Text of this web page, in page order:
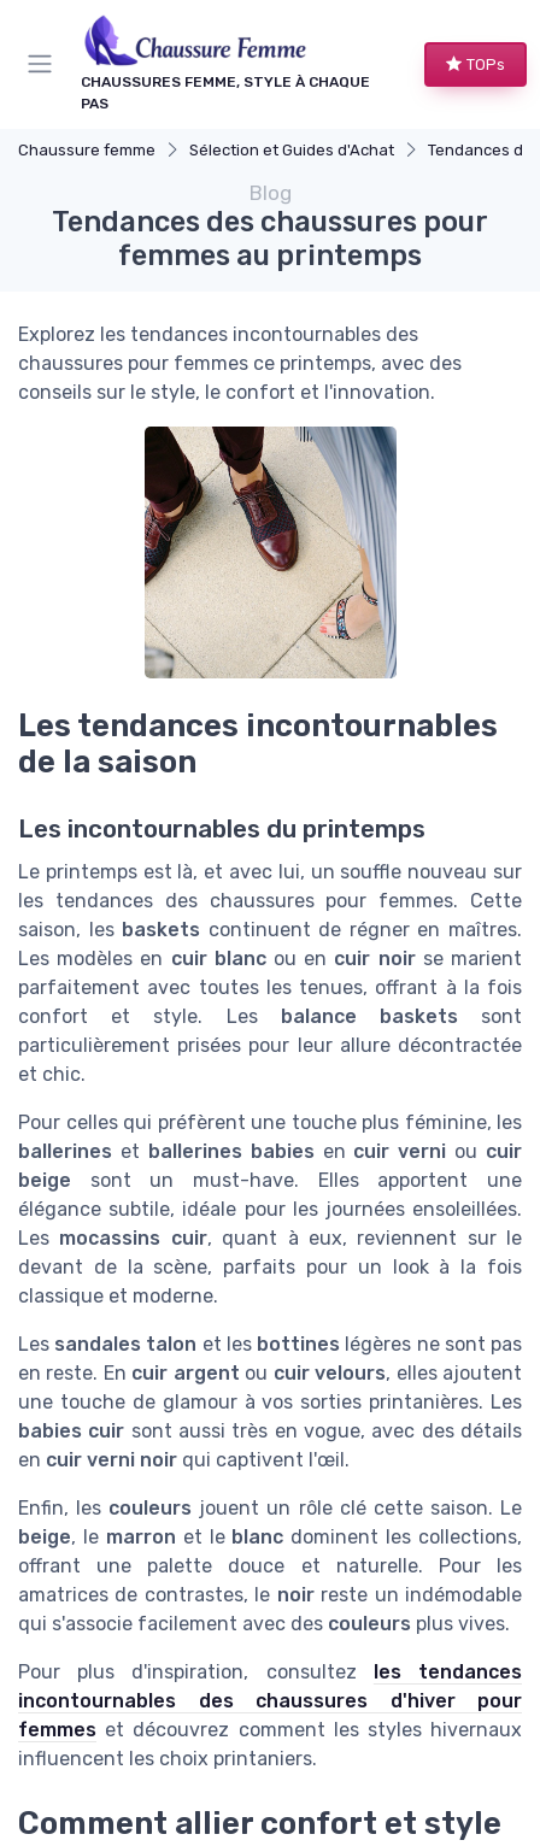
CHAUSSURES FEMME, STYLE À CHAQUE
PAS
TOPs
Chaussure femme Sélection et Guides d'Achat Tendances de
Blog
Tendances des chaussures pour
femmes au printemps
Explorez les tendances incontournables des
chaussures pour femmes ce printemps, avec des
conseils sur le style, le confort et l'innovation.
Les tendances incontournables
de la saison
Les incontournables du printemps
Le printemps est là, et avec lui, un souffle nouveau sur
les tendances des chaussures pour femmes. Cette
saison, les baskets continuent de régner en maîtres.
Les modèles en cuir blancou en cuir noirse marient
parfaitement avec toutes les tenues, offrant à la fois
confort et style. Les balance baskets sont
particulièrement prisées pour leur allure décontractée
et chic.
Pour celles qui préfèrent une touche plus féminine, les
ballerines et ballerines babies en cuir verni ou cuir
beige sont un must-have. Elles apportent une
élégance subtile, idéale pour les journées ensoleillées.
Les mocassins cuir, quant à eux, reviennent sur le
devant de la scène, parfaits pour un look à la fois
classique et moderne.
Les sandales talon et les bottines légères ne sont pas
en reste. En cuir argent ou cuir velours, elles ajoutent
une touche de glamour à vos sorties printanières. Les
babies cuir sont aussi très en vogue, avec des détails
en cuir verni noir qui captivent l'œil.
Enfin, les couleurs jouent un rôle clé cette saison. Le
beige, le marron et le blanc dominent les collections,
offrant une palette douce et naturelle. Pour les
amatrices de contrastes, le noirreste un indémodable
qui s'associe facilement avec des couleurs plus vives.
Pour plus d'inspiration, consultez les tendances
incontournables des chaussures d'hiver pour
femmes et découvrez comment les styles hivernaux
influencent les choix printaniers.
Comment allier confort et style
Panneau de gestion des cookies